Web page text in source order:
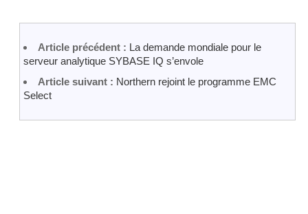
Article précédent : La demande mondiale pour le
serveur analytique SYBASE IQ s’envole
Article suivant : Northern rejoint le programme EMC
Select